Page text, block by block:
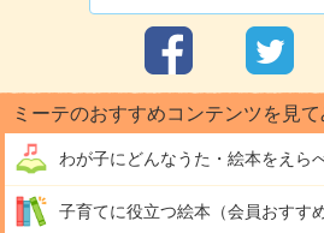
ミーテのおすすめコンテンツを見て
わが子にどんなうた・絵本をえら
子育てに役立つ絵本（会員おすすめ